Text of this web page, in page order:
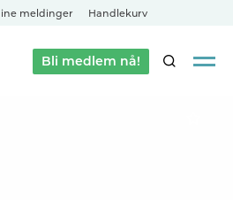
meldinger Handlekurv
Bli medlem nå!SØK